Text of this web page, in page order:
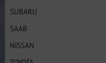
SUBARU
SAAB
NISSAN